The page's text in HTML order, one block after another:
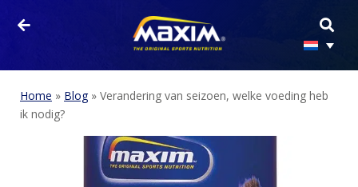
Home » Blog» Verandering van seizoen, welke voeding heb
ik nodig?